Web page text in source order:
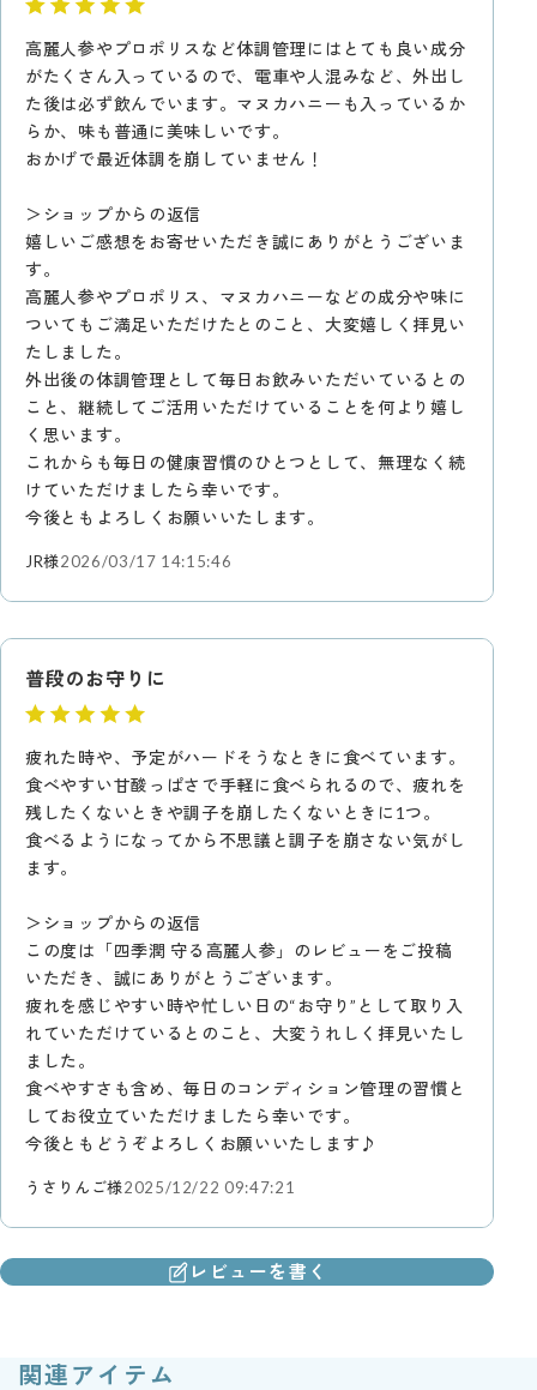
高麗人参やプロポリスなど体調管理にはとても良い成分
がたくさん入っているので、電車や人混みなど、外出し
た後は必ず飲んでいます。マヌカハニーも入っているか
らか、味も普通に美味しいです。
おかげで最近体調を崩していません！
＞ショップからの返信
嬉しいご感想をお寄せいただき誠にありがとうございま
す。
高麗人参やプロポリス、マヌカハニーなどの成分や味に
ついてもご満足いただけたとのこと、大変嬉しく拝見い
たしました。
外出後の体調管理として毎日お飲みいただいているとの
こと、継続してご活用いただけていることを何より嬉し
く思います。
これからも毎日の健康習慣のひとつとして、無理なく続
けていただけましたら幸いです。
今後ともよろしくお願いいたします。
JR様2026/03/17 14:15:46
普段のお守りに
疲れた時や、予定がハードそうなときに食べています。
食べやすい甘酸っぱさで手軽に食べられるので、疲れを
残したくないときや調子を崩したくないときに1つ。
食べるようになってから不思議と調子を崩さない気がし
ます。
＞ショップからの返信
この度は「四季潤 守る高麗人参」のレビューをご投稿
いただき、誠にありがとうございます。
疲れを感じやすい時や忙しい日の“お守り”として取り入
れていただけているとのこと、大変うれしく拝見いたし
ました。
食べやすさも含め、毎日のコンディション管理の習慣と
してお役立ていただけましたら幸いです。
今後ともどうぞよろしくお願いいたします♪
うさりんご様2025/12/22 09:47:21
レビューを書く
関連アイテム